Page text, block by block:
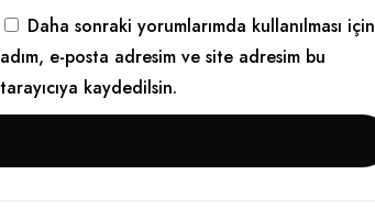
Daha sonraki yorumlarımda kullanılması için
adım, e-posta adresim ve site adresim bu
tarayıcıya kaydedilsin.